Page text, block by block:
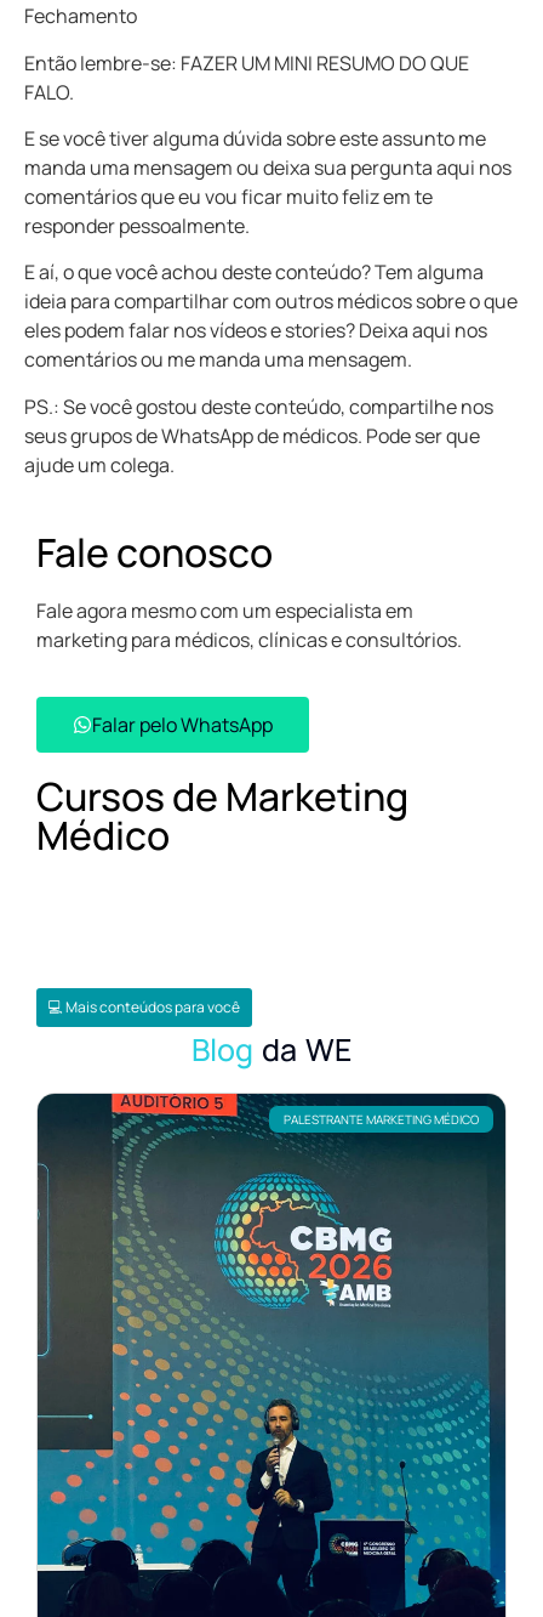
Fechamento
Então lembre-se: FAZER UM MINI RESUMO DO QUE
FALO.
E se você tiver alguma dúvida sobre este assunto me
manda uma mensagem ou deixa sua pergunta aqui nos
comentários que eu vou ficar muito feliz em te
responder pessoalmente.
E aí, o que você achou deste conteúdo? Tem alguma
ideia para compartilhar com outros médicos sobre o que
eles podem falar nos vídeos e stories? Deixa aqui nos
comentários ou me manda uma mensagem.
PS.: Se você gostou deste conteúdo, compartilhe nos
seus grupos de WhatsApp de médicos. Pode ser que
ajude um colega.
Fale conosco
Fale agora mesmo com um especialista em
marketing para médicos, clínicas e consultórios.
Falar pelo WhatsApp​
Cursos de Marketing
Médico
💻 Mais conteúdos para você
Blog da WE
PALESTRANTE MARKETING MÉDICO